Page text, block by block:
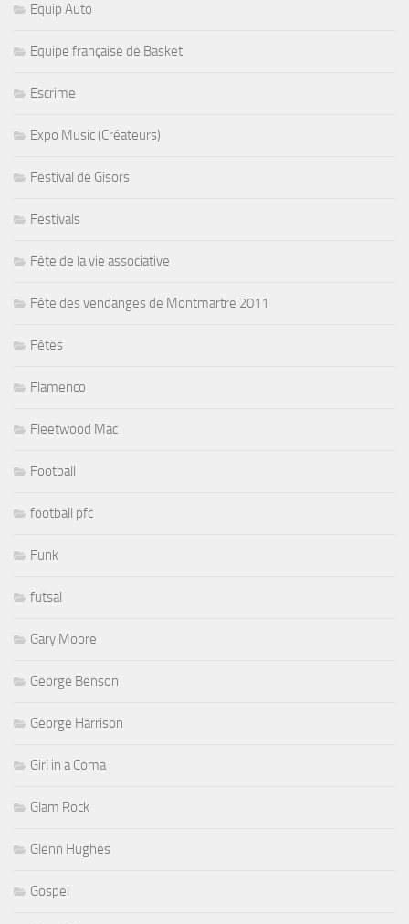
Equip Auto
Equipe française de Basket
Escrime
Expo Music (Créateurs)
Festival de Gisors
Festivals
Fête de la vie associative
Fête des vendanges de Montmartre 2011
Fêtes
Flamenco
Fleetwood Mac
Football
football pfc
Funk
futsal
Gary Moore
George Benson
George Harrison
Girl in a Coma
Glam Rock
Glenn Hughes
Gospel